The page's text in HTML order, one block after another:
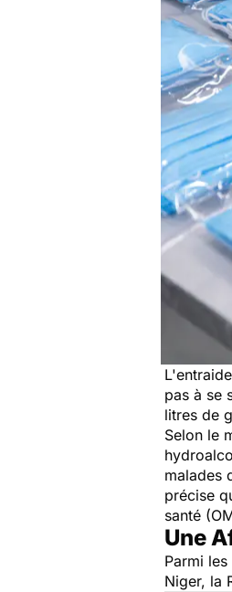
pas à se
litres de
Selon le
malades
précise
santé
Une
Parmi
Niger, la